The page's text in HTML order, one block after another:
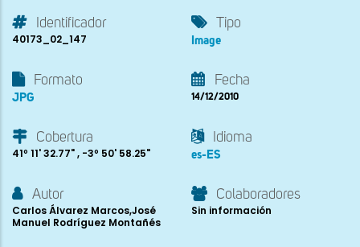
Identificador
40173_02_147
Tipo
Image
Formato
JPG
Fecha
14/12/2010
Cobertura
41º 11' 32.77" , -3º 50' 58.25"
Idioma
es-ES
Autor
Carlos Álvarez Marcos,José
Manuel Rodríguez Montañés
Colaboradores
Sin información